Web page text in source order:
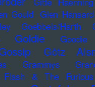
Gould Glen Hansard
Goebbels/Harth
Goldie
Götz
Grammys
Flash & The